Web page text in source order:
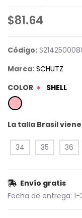
$81.64
Código:
Marca: SCHUTZ
COLOR * SHELL
La talla Brasil
34 35 36
Envío gratis
Fecha de entrega: